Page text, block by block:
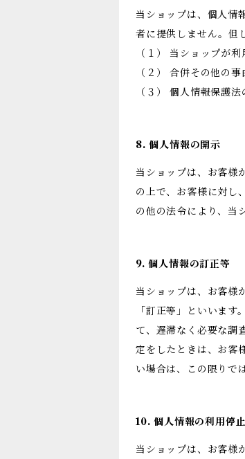
当ショップは、個人情
者に提供しません。但
（１） 当ショップが
（２） 合併その他の
（３） 個人情報保護
8. 個人情報の開示
当ショップは、お客様
の上で、お客様に対し
の他の法令により、当
9. 個人情報の訂正等
当ショップは、お客様
「訂正等」といいま
て、遅滞なく必要な調
定をしたときは、お客
い場合は、この限りで
10. 個人情報の利用停
当ショップは、お客様